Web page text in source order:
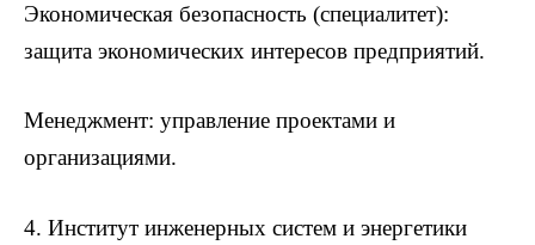
Экономическая безопасность (специалитет):
защита экономических интересов предприятий.
Менеджмент: управление проектами и
организациями.
4. Институт инженерных систем и энергетики